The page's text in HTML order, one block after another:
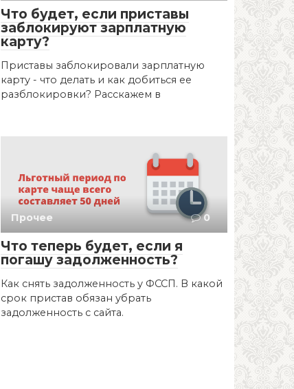
Что будет, если приставы
заблокируют зарплатную
карту?
Приставы заблокировали зарплатную
карту - что делать и как добиться ее
разблокировки? Расскажем в
Прочее 0
Что теперь будет, если я
погашу задолженность?
Как снять задолженность у ФССП. В какой
срок пристав обязан убрать
задолженность с сайта.